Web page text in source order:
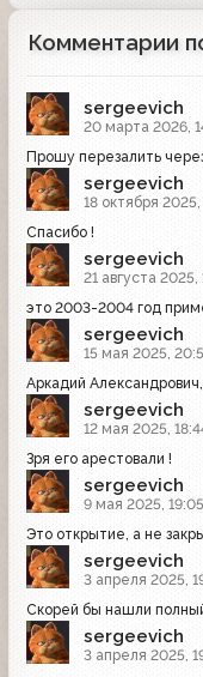
Комментарии
sergeevich
20 марта 2026,
Прошу перезалить
sergeevich
18 октября 2025,
Спасибо !
sergeevich
21 августа 2025,
это 2003-2004 год
sergeevich
15 мая 2025,
Аркадий
sergeevich
12 мая 2025,
Зря его арестовали !
sergeevich
9 мая 2025, 19:05
Это открытие, а не
sergeevich
3 апреля 2025,
Скорей бы нашли
sergeevich
3 апреля 2025,